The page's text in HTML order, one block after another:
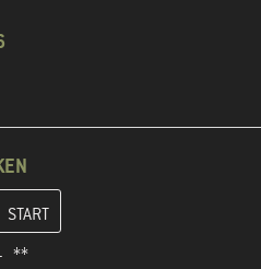
in de volgende stap je
**